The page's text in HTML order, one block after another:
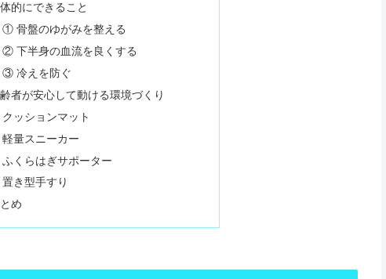
的にできること
① 骨盤のゆがみを整える
② 下半身の血流を良くする
③ 冷えを防ぐ
者が安心して動ける環境づくり
クッションマット
軽量スニーカー
ふくらはぎサポーター
置き型手すり
め